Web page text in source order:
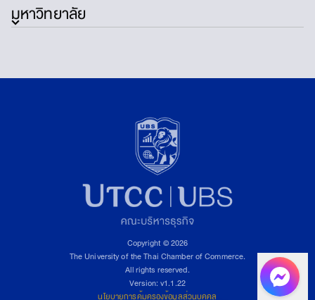
มหาวิทยาลัย
Copyright © 2026
The University of the Thai Chamber of Commerce.
All rights reserved.
Version: v1.1.22
นโยบายการคุ้มครองข้อมูลส่วนบุคคล